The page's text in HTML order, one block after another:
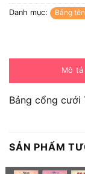
Danh mục: Bảng
Mô tả
Bảng cổng cưới
SẢN PHẨM